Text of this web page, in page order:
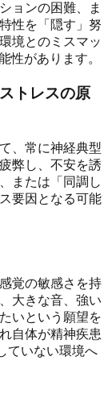
ョンの困難、ま
性を「隠す」努
境とのミスマッ
性があります。
トレスの原
、常に神経典型
弊し、不安を誘
または「同調し
要因となる可能
覚の敏感さを持
大きな音、強い
いという願望を
自体が精神疾患
ていない環境へ